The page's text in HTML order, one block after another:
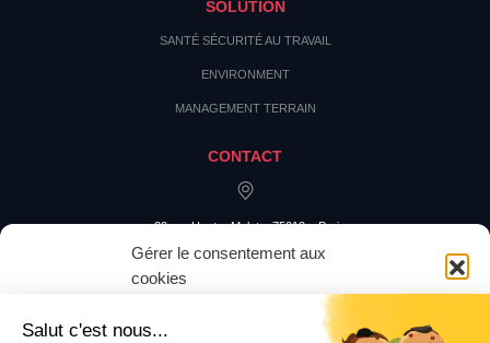
Gérer le consentement aux
cookies
Pour offrir les meilleures expériences, nous utilisons des technologies
SOLUTION
SANTÉ SÉCURITÉ AU TRAVAIL
ENVIRONMENT
MANAGEMENT TERRAIN
CONTACT
20 rue Hector Malot – 75012 – Paris